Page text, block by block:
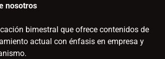
nosotros
bimestral que ofrece contenidos de
actual con énfasis en empresa y